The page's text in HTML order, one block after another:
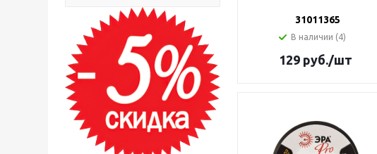
31011365
В наличии (4)
129руб./шт